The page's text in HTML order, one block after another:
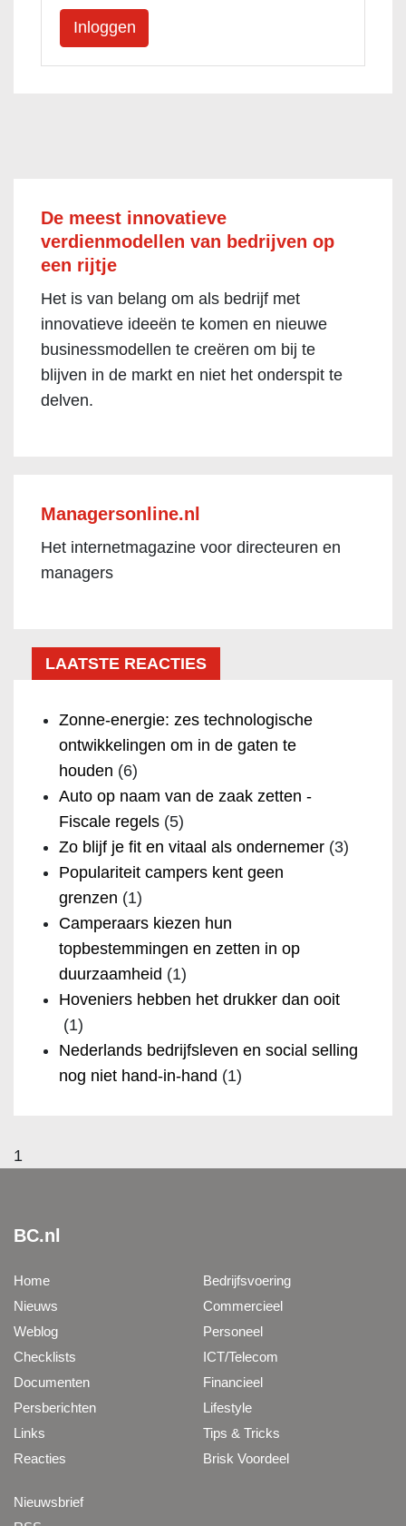
De meest innovatieve
verdienmodellen van bedrijven op
een rijtje
Het is van belang om als bedrijf met
innovatieve ideeën te komen en nieuwe
businessmodellen te creëren om bij te
blijven in de markt en niet het onderspit te
delven.
Managersonline.nl
Het internetmagazine voor directeuren en
managers
LAATSTE REACTIES
Zonne-energie: zes technologische
ontwikkelingen om in de gaten te
houden (6)
Auto op naam van de zaak zetten -
Fiscale regels (5)
Zo blijf je fit en vitaal als ondernemer (3)
Populariteit campers kent geen
grenzen (1)
Camperaars kiezen hun
topbestemmingen en zetten in op
duurzaamheid (1)
Hoveniers hebben het drukker dan ooit
(1)
Nederlands bedrijfsleven en social selling
nog niet hand-in-hand (1)
1
BC.nl
Home
Nieuws
Weblog
Checklists
Documenten
Persberichten
Links
Reacties
Bedrijfsvoering
Commercieel
Personeel
ICT/Telecom
Financieel
Lifestyle
Tips & Tricks
Brisk Voordeel
Nieuwsbrief